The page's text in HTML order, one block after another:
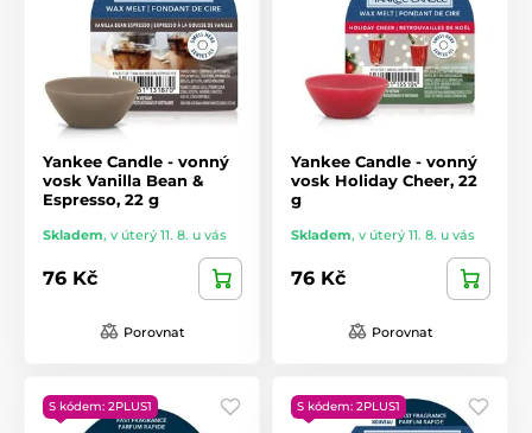
Yankee Candle - vonný
vosk Vanilla Bean &
Espresso, 22 g
Skladem, v úterý 11. 8. u vás
76 Kč
Porovnat
Yankee Candle - vonný
vosk Holiday Cheer, 22
g
Skladem, v úterý 11. 8. u vás
76 Kč
Porovnat
S kódem: 2PLUS1 S kódem: 2PLUS1